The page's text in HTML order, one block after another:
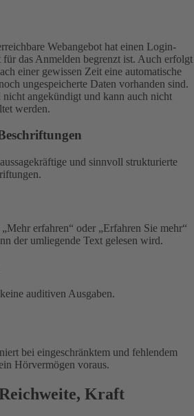
Webangebot hat einen Login-
das Anmelden begrenzt ist. Auch erfolgt
einer gewissen Zeit eine automatische
ungespeicherte Daten vorhanden sind.
angekündigt und kann auch nicht
werden.
und sinnvoll strukturierte
erfahren“ oder „Erfahren Sie mehr“
der umliegende Text gelesen wird.
auditiven Ausgaben.
bei eingeschränktem und fehlendem
Hörvermögen voraus.
Kraft